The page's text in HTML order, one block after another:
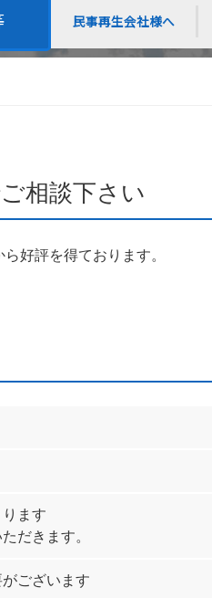
民事再生会社様へ
相談下さい
好評を得ております。
ます
だきます。
ございます